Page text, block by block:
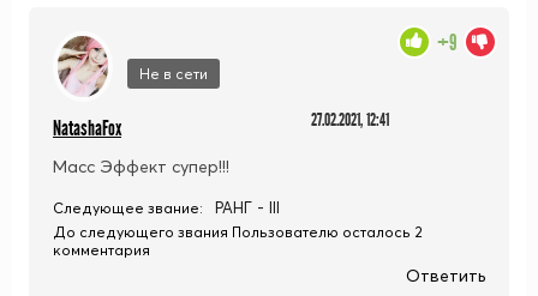
Не в сети
NatashaFox 27.02.2021, 12:41
Масс Эффект супер!!!
+9
Следующее звание: РАНГ - III
До следующего звания Пользователю осталось 2
комментария
Ответить